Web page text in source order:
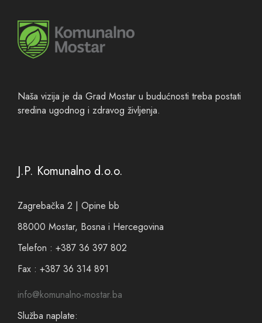
Naša vizija je da Grad Mostar u budućnosti treba postati
sredina ugodnog i zdravog življenja.
J.P. Komunalno d.o.o.
Zagrebačka 2 | Opine bb
88000 Mostar, Bosna i Hercegovina
Telefon : +387 36 397 802
Fax : +387 36 314 891
info@komunalno-mostar.ba
Služba naplate: